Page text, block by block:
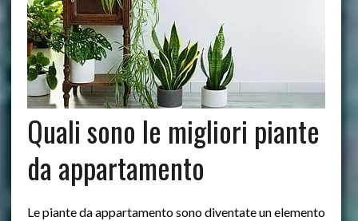
Quali sono le migliori piante
da appartamento
Le piante da appartamento sono diventate un elemento